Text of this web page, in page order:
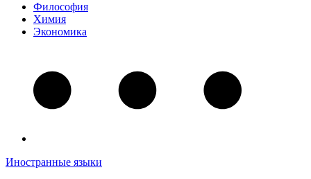
Философия
Химия
Экономика
Иностранные языки